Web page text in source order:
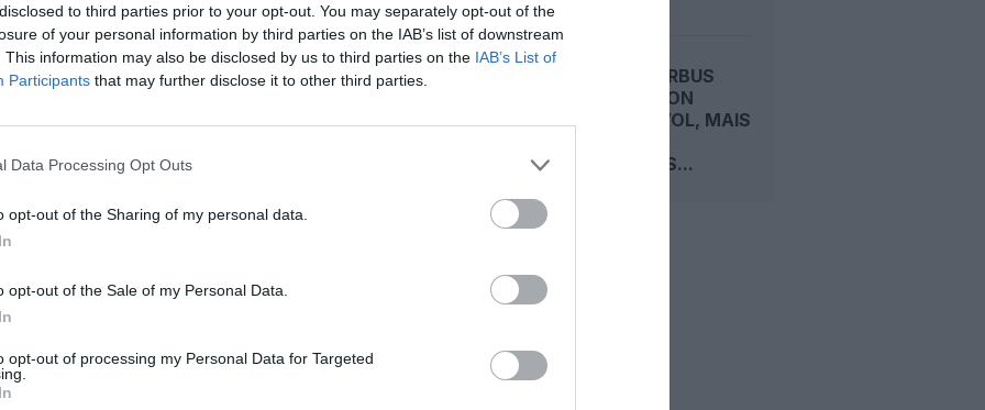
to third parties prior to your opt-out. You may separately opt-out of the
of your personal information by third parties on the IAB’s list of downstream
This information may also be disclosed by us to third parties on the IAB’s List of
Participants that may further disclose it to other third parties.
Data Processing Opt Outs
opt-out of the Sharing of my personal data.
opt-out of the Sale of my Personal Data.
opt-out of processing my Personal Data for Targeted
Airlines International le premier et seul 737 MAX
compagnie de lancement en Afrique. Basée à
, la compagnie opère déjà un 737-800, un 737-
destinations sur le continent et en Europe (Gran
se dit «
manière rentable tout en introduisant de nouvelles
». Marty Bentrott, VP Boeing Ventes au Moyen-
et en Asie centrale, se dit lui aussi «
le premier opérateur du MAX en Afrique. Je tiens
pour leur partenariat et leur confiance
A350F : AIRBUS
DÉCALE SON
PREMIER VOL, MAIS
TOUJOURS...